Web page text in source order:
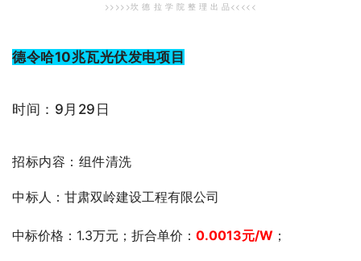
>>>>>坎 德 拉 学 院 整 理 出 品<<<<<
德令哈10兆瓦光伏发电项目
时间：9月29日
招标内容： 组件清洗
中标人：甘肃双岭建设工程有限公司
中标价格：1.3万元；折合单价： 0.0013元/W ；